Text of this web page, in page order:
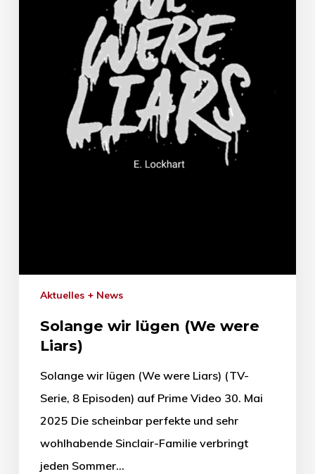
Aktuelles + News
Solange wir lügen (We were
Liars)
Solange wir lügen (We were Liars) (TV-
Serie, 8 Episoden) auf Prime Video 30. Mai
2025 Die scheinbar perfekte und sehr
wohlhabende Sinclair-Familie verbringt
jeden Sommer…